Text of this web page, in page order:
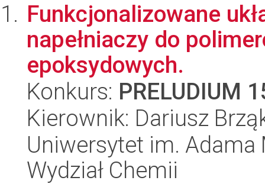
Funkcjonalizowane
napełniaczy do
epoksydowych.
Konkurs: PRELUDIUM
Kierownik: Dariusz
Uniwersytet im.
Wydział Chemii